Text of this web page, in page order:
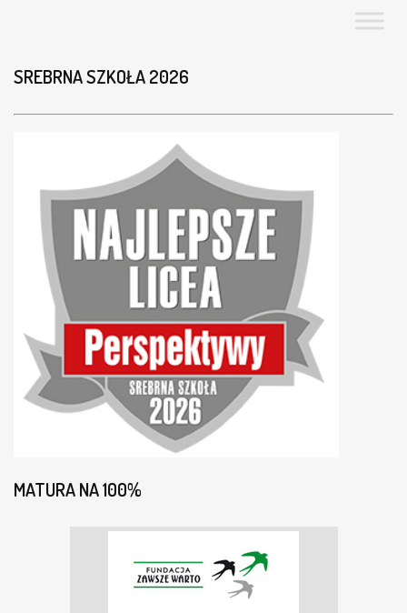
SREBRNA SZKOŁA 2026
MATURA NA 100%